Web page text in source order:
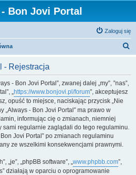
Bon Jovi Portal
Zaloguj się
- Rejestracja
- Bon Jovi Portal”, zwanej dalej „my”, ”nas”,
„https://www.bonjovi.pl/forum”, akceptujesz
opuść to miejsce, naciskając przycisk „Nie
„Always - Bon Jovi Portal” ma prawo w
informując cię o zmianach, niemniej
sami regularnie zaglądali do tego regulaminu.
Jovi Portal” po zmianach regulaminu
ze wszelkimi konsekwencjami prawnymi.
„je”, „phpBB software”, „www.phpbb.com”,
działają w oparciu o oprogramowanie